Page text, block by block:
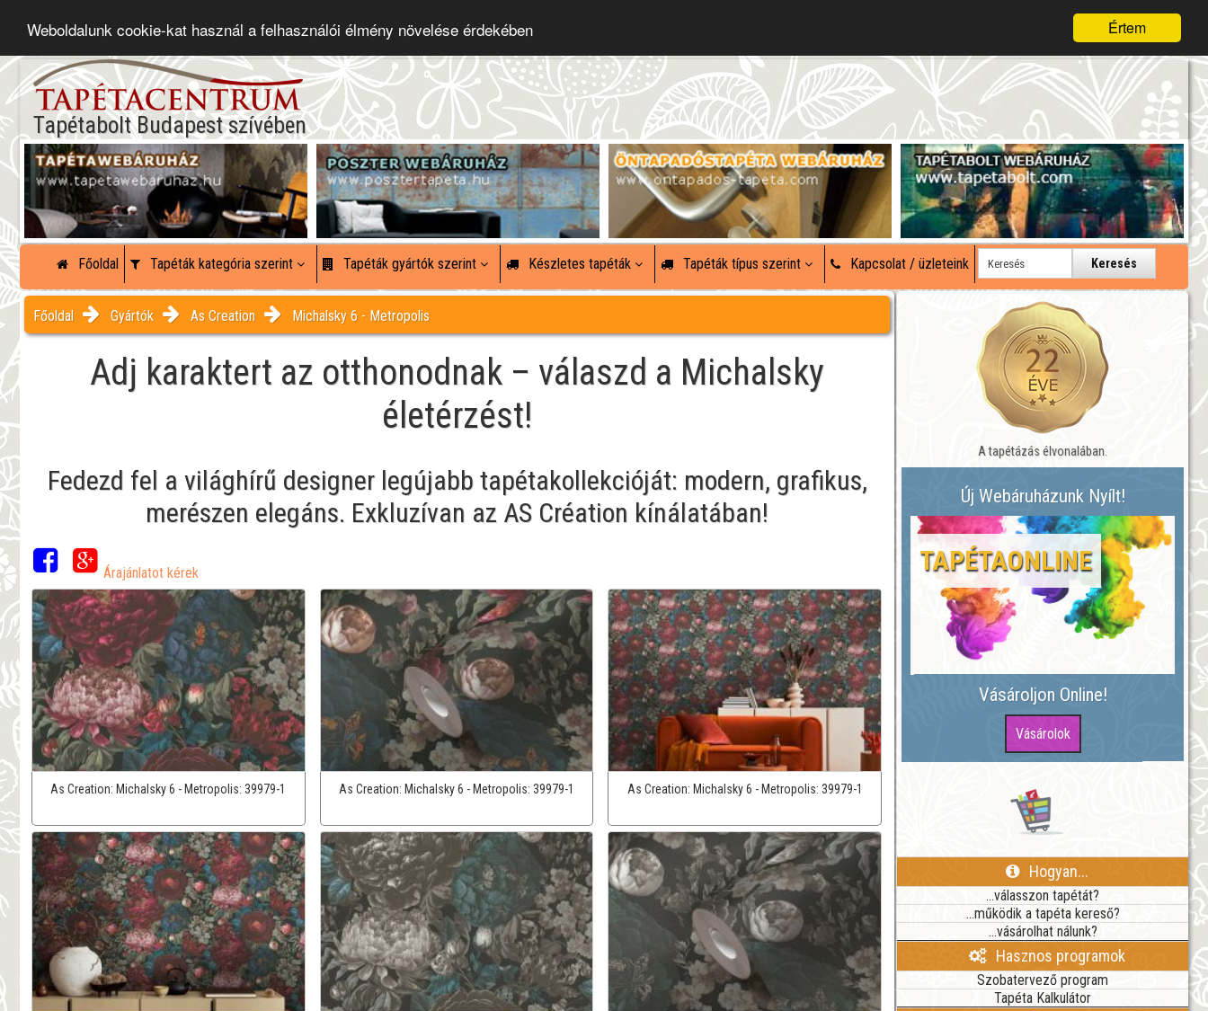
Értem
Weboldalunk cookie-kat használ a felhasználói élmény növelése érdekében
Tapétabolt Budapest szívében
Főoldal Tapéták kategória szerint Tapéták gyártók szerint Készletes tapéták Tapéták típus szerint Kapcsolat / üzleteink Keresés
Főoldal Gyártók As Creation Michalsky 6 - Metropolis
Adj karaktert az otthonodnak – válaszd a Michalsky
életérzést!
Fedezd fel a világhírű designer legújabb tapétakollekcióját: modern, grafikus,
merészen elegáns. Exkluzívan az AS Création kínálatában!
Árajánlatot kérek
As Creation:Michalsky 6 - Metropolis:39979-1 As Creation: Michalsky 6 - Metropolis: 39979-1 As Creation: Michalsky 6 - Metropolis: 39979-1
A tapétázás élvonalában.
Új Webáruházunk Nyílt!
TAPÉTAONLINE
Vásároljon Online!
Hogyan...
...válasszon tapétát?
...működik a tapéta kereső?
...vásárolhat nálunk?
Hasznos programok
Szobatervező program
Tapéta Kalkulátor